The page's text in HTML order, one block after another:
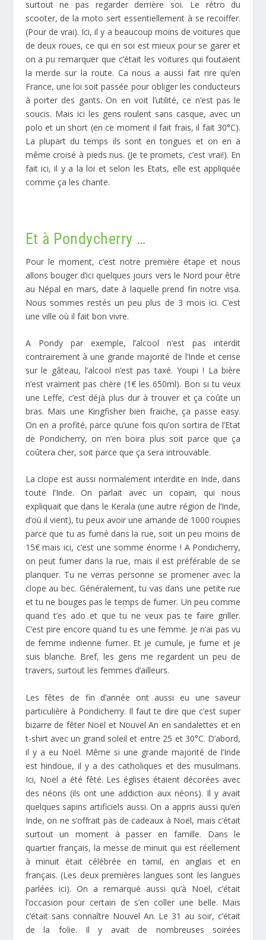
surtout ne pas regarder derrière soi. Le rétro du
scooter, de la moto sert essentiellement à se recoiffer.
(Pour de vrai). Ici, il y a beaucoup moins de voitures que
de deux roues, ce qui en soi est mieux pour se garer et
on a pu remarquer que c’était les voitures qui foutaient
la merde sur la route. Ca nous a aussi fait rire qu’en
France, une loi soit passée pour obliger les conducteurs
à porter des gants. On en voit l’utilité, ce n’est pas le
soucis. Mais ici les gens roulent sans casque, avec un
polo et un short (en ce moment il fait frais, il fait 30°C).
La plupart du temps ils sont en tongues et on en a
même croisé à pieds nus. (Je te promets, c’est vrai!). En
fait ici, il y a la loi et selon les Etats, elle est appliquée
comme ça les chante.
Et à Pondycherry …
Pour le moment, c’est notre première étape et nous
allons bouger d’ici quelques jours vers le Nord pour être
au Népal en mars, date à laquelle prend fin notre visa.
Nous sommes restés un peu plus de 3 mois ici. C’est
une ville où il fait bon vivre.
A Pondy par exemple, l’alcool n’est pas interdit
contrairement à une grande majorité de l’Inde et cerise
sur le gâteau, l’alcool n’est pas taxé. Youpi ! La bière
n’est vraiment pas chère (1€ les 650ml). Bon si tu veux
une Leffe, c’est déjà plus dur à trouver et ça coûte un
bras. Mais une Kingfisher bien fraiche, ça passe easy.
On en a profité, parce qu’une fois qu’on sortira de l’Etat
de Pondicherry, on n’en boira plus soit parce que ça
coûtera cher, soit parce que ça sera introuvable.
La clope est aussi normalement interdite en Inde, dans
toute l’Inde. On parlait avec un copain, qui nous
expliquait que dans le Kerala (une autre région de l’Inde,
d’où il vient), tu peux avoir une amande de 1000 roupies
parce que tu as fumé dans la rue, soit un peu moins de
15€ mais ici, c’est une somme énorme ! A Pondicherry,
on peut fumer dans la rue, mais il est préférable de se
planquer. Tu ne verras personne se promener avec la
clope au bec. Généralement, tu vas dans une petite rue
et tu ne bouges pas le temps de fumer. Un peu comme
quand t’es ado et que tu ne veux pas te faire griller.
C’est pire encore quand tu es une femme. Je n’ai pas vu
de femme indienne fumer. Et je cumule, je fume et je
suis blanche. Bref, les gens me regardent un peu de
travers, surtout les femmes d’ailleurs.
Les fêtes de fin d’année ont aussi eu une saveur
particulière à Pondicherry. Il faut te dire que c’est super
bizarre de fêter Noël et Nouvel An en sandalettes et en
t-shirt avec un grand soleil et entre 25 et 30°C. D’abord,
il y a eu Noël. Même si une grande majorité de l’Inde
est hindoue, il y a des catholiques et des musulmans.
Ici, Noël a été fêté. Les églises étaient décorées avec
des néons (ils ont une addiction aux néons). Il y avait
quelques sapins artificiels aussi. On a appris aussi qu’en
Inde, on ne s’offrait pas de cadeaux à Noël, mais c’était
surtout un moment à passer en famille. Dans le
quartier français, la messe de minuit qui est réellement
à minuit était célébrée en tamil, en anglais et en
français. (Les deux premières langues sont les langues
parlées ici). On a remarqué aussi qu’à Noël, c’était
l’occasion pour certain de s’en coller une belle. Mais
c’était sans connaître Nouvel An. Le 31 au soir, c’était
de la folie. Il y avait de nombreuses soirées